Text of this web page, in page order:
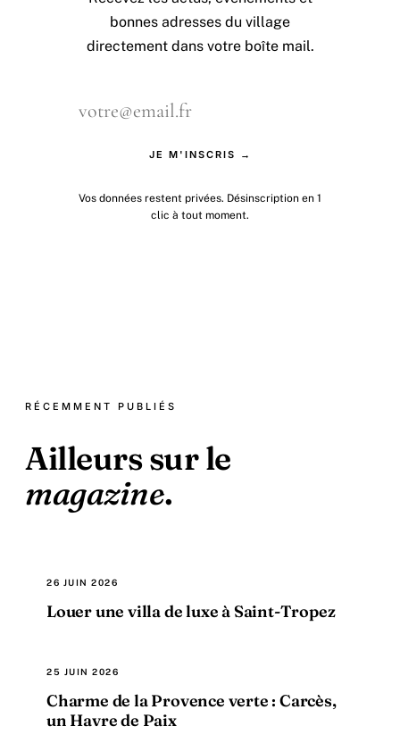
bonnes adresses du village
directement dans votre boîte mail.
JE M'INSCRIS →
Vos données restent privées. Désinscription en 1
clic à tout moment.
RÉCEMMENT PUBLIÉS
Ailleurs sur le
magazine.
26 JUIN 2026
Louer une villa de luxe à Saint-Tropez
25 JUIN 2026
Charme de la Provence verte : Carcès,
un Havre de Paix